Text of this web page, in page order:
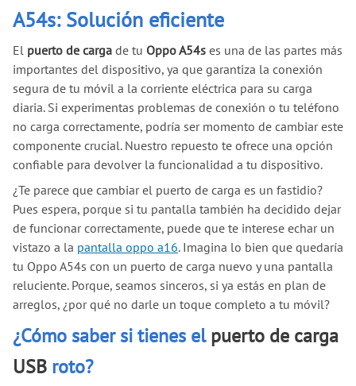
A54s: Solución eficiente
El puerto de carga de tu Oppo A54s es una de las partes más
importantes del dispositivo, ya que garantiza la conexión
segura de tu móvil a la corriente eléctrica para su carga
diaria. Si experimentas problemas de conexión o tu teléfono
no carga correctamente, podría ser momento de cambiar este
componente crucial. Nuestro repuesto te ofrece una opción
confiable para devolver la funcionalidad a tu dispositivo.
¿Te parece que cambiar el puerto de carga es un fastidio?
Pues espera, porque si tu pantalla también ha decidido dejar
de funcionar correctamente, puede que te interese echar un
vistazo a la pantalla oppo a16. Imagina lo bien que quedaría
tu Oppo A54s con un puerto de carga nuevo y una pantalla
reluciente. Porque, seamos sinceros, si ya estás en plan de
arreglos, ¿por qué no darle un toque completo a tu móvil?
¿Cómo saber si tienes elpuerto de carga
USB roto?